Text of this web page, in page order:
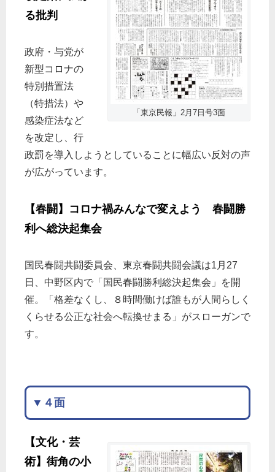
「東京民報」2月7日号3面
る批判
政府・与党が
新型コロナの
特別措置法
（特措法）や
感染症法など
を改定し、行
政罰を導入しようとしていることに幅広い反対の声
が広がっています。
【春闘】コロナ禍みんなで変えよう 春闘勝
利へ総決起集会
国民春闘共闘委員会、東京春闘共闘会議は1月27
日、中野区内で「国民春闘勝利総決起集会」を開
催。「格差なくし、８時間働けば誰もが人間らしく
くらせる公正な社会へ転換せまる」がスローガンで
す。
▼４面
【文化・芸
術】街角の小